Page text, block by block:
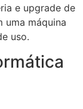
e upgrade de
uma máquina
uso.